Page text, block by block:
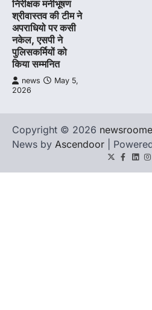
निरीक्षक मनीभूषण
श्रीवास्तव की टीम ने
अपराधियो पर कसी
नकेल, एसपी ने
पुलिसकर्मियों को
किया सम्मनित
news
May 5,
2026
Copyright © 2026
News by Ascendoor |
Twitter